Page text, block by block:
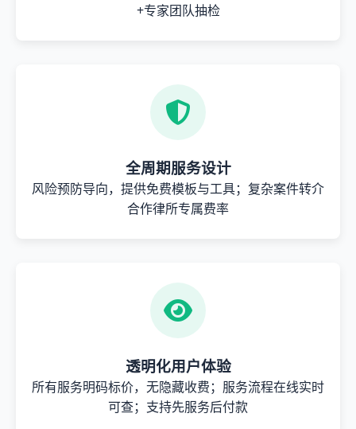
+专家团队抽检
全周期服务设计
风险预防导向，提供免费模板与工具；复杂案件转介
合作律所专属费率
透明化用户体验
所有服务明码标价，无隐藏收费；服务流程在线实时
可查；支持先服务后付款